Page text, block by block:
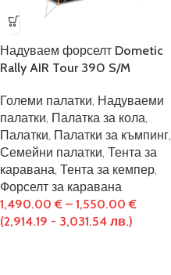
Надуваем форселт Dometic
Rally AIR Tour 390 S/M
Големи палатки, Надуваеми
палатки, Палатка за кола,
Палатки, Палатки за къмпинг,
Семейни палатки, Тента за
каравана, Тента за кемпер,
Форселт за каравана
1,490.00€ – 1,550.00€
(2,914.19 - 3,031.54 лв.)